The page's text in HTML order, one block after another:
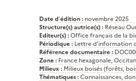
Date d’édition : novembre 2025
Structure(s) autrice(s) : Réseau
Editeur(s) :Office français de la
Périodique : Lettre d'information
Référence documentaire :
Zone : France hexagonale,
Milieux : Milieux boisés (forêts,
Thématiques :Connaissances,